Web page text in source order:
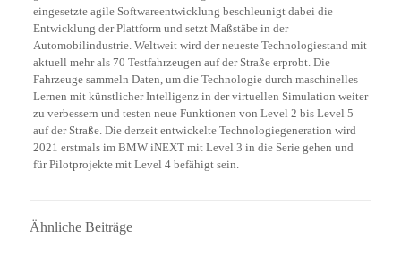
eingesetzte agile Softwareentwicklung beschleunigt dabei die
Entwicklung der Plattform und setzt Maßstäbe in der
Automobilindustrie. Weltweit wird der neueste Technologiestand mit
aktuell mehr als 70 Testfahrzeugen auf der Straße erprobt. Die
Fahrzeuge sammeln Daten, um die Technologie durch maschinelles
Lernen mit künstlicher Intelligenz in der virtuellen Simulation weiter
zu verbessern und testen neue Funktionen von Level 2 bis Level 5
auf der Straße. Die derzeit entwickelte Technologiegeneration wird
2021 erstmals im BMW iNEXT mit Level 3 in die Serie gehen und
für Pilotprojekte mit Level 4 befähigt sein.
Ähnliche Beiträge